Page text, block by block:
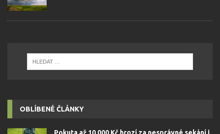
OBLÍBENÉ ČLÁNKY
Pokuta až 10 000 Kč hrozí za nesprávné sekání i